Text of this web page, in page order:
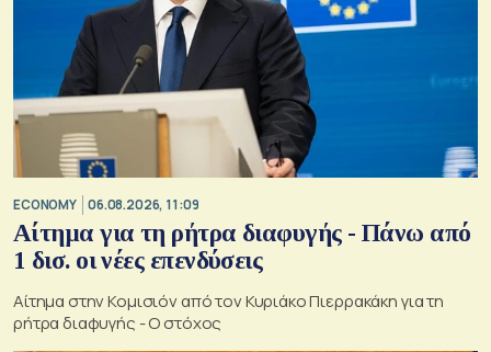
ECONOMY 06.08.2026, 11:09
Αίτημα για τη ρήτρα διαφυγής - Πάνω από
1 δισ. οι νέες επενδύσεις
Αίτημα στην Κομισιόν από τον Κυριάκο Πιερρακάκη για τη
ρήτρα διαφυγής - Ο στόχος